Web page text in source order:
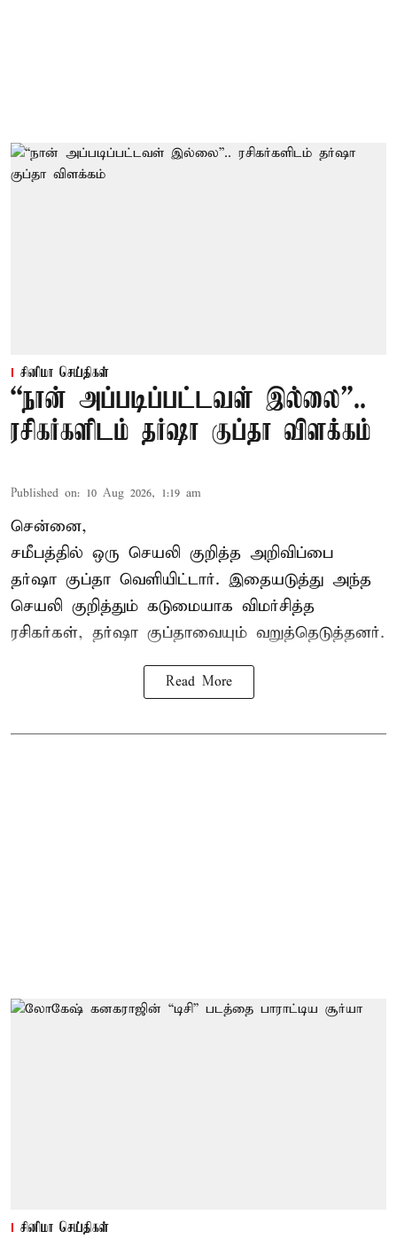
சினிமா செய்திகள்
“நான் அப்படிப்பட்டவள் இல்லை”..
ரசிகர்களிடம் தர்ஷா குப்தா விளக்கம்
Published on: 10 Aug 2026, 1:19 am
சென்னை,
சமீபத்தில் ஒரு செயலி குறித்த அறிவிப்பை
தர்ஷா குப்தா வெளியிட்டார். இதையடுத்து அந்த
செயலி குறித்தும் கடுமையாக விமர்சித்த
ரசிகர்கள், தர்ஷா குப்தாவையும் வறுத்தெடுத்தனர்.
Read More
சினிமா செய்திகள்